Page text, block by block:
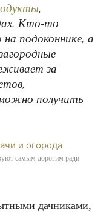
,
Кто-то
подоконнике, а
за
получить
самым дорогим ради
дачниками,